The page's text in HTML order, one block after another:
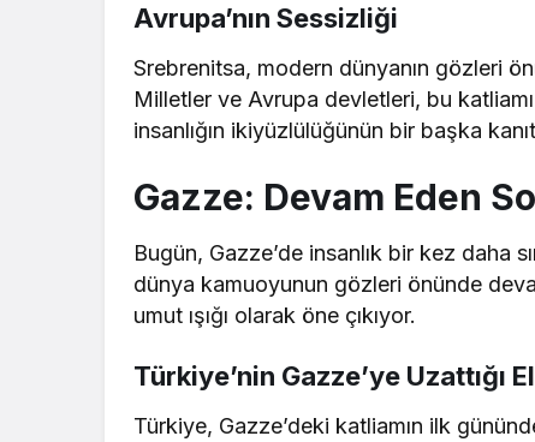
Avrupa’nın Sessizliği
Srebrenitsa, modern dünyanın gözleri
Milletler ve Avrupa devletleri, bu
insanlığın ikiyüzlülüğünün bir başka
Gazze: Devam Eden
Bugün, Gazze’de insanlık bir kez daha
dünya kamuoyunun gözleri önünde
umut ışığı olarak öne çıkıyor.
Türkiye’nin Gazze’ye Uzattığı El
Türkiye, Gazze’deki katliamın ilk